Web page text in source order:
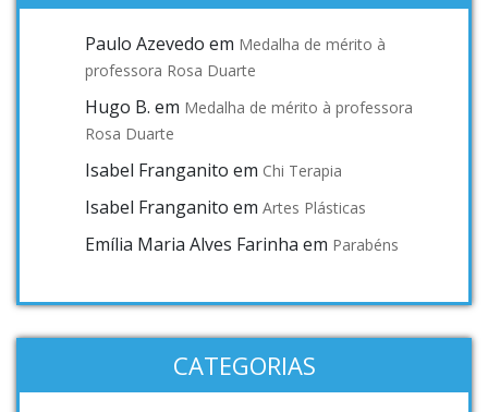
Paulo Azevedo em Medalha de mérito à
professora Rosa Duarte
Hugo B. em Medalha de mérito à professora
Rosa Duarte
Isabel Franganito em Chi Terapia
Isabel Franganito em Artes Plásticas
Emília Maria Alves Farinha em Parabéns
CATEGORIAS